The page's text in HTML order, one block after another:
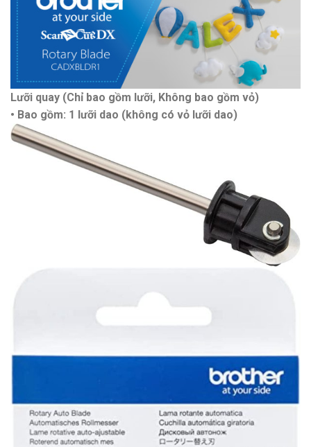
Lưỡi quay (Chỉ bao gồm lưỡi, Không bao gồm vỏ)
• Bao gồm: 1 lưỡi dao (không có vỏ lưỡi dao)